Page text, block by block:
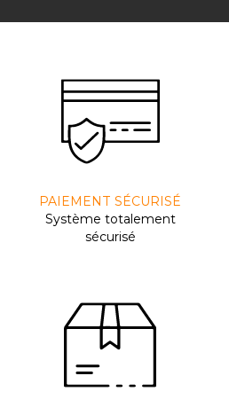
PAIEMENT SÉCURISÉ
Système totalement
sécurisé